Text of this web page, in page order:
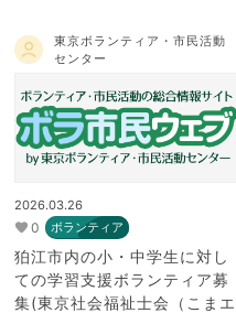
東京ボランティア・市民活動
センター
2026.03.26
0 ボランティア
狛江市内の小・中学生に対し
ての学習支援ボランティア募
集(東京社会福祉士会（こまエ